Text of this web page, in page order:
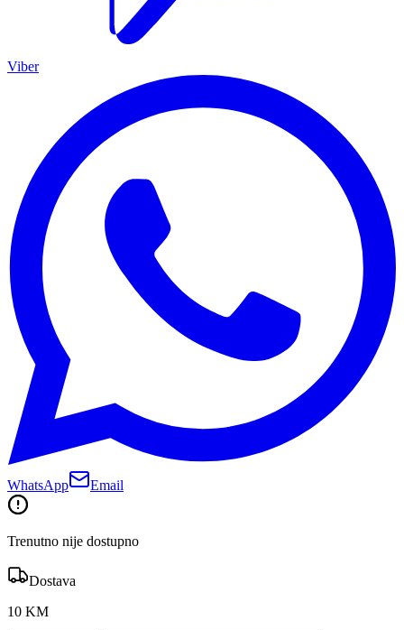
Viber
WhatsApp Email
Trenutno nije dostupno
Dostava
10 KM